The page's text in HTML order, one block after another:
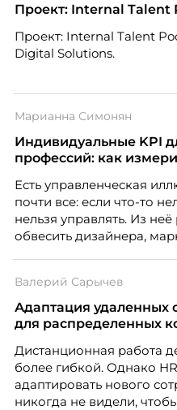
Проект: Internal Talent
Проект: Internal Talent
Digital Solutions.
Марианна Симонян
Индивидуальные KPI
профессий: как
Есть управленческая
почти все: если что-то
нельзя управлять. Из
обвесить дизайнера,
Проблема в том, что так
а движение. А
случай, где движение и
Валерий Сарычев
Адаптация удаленных
для распределенных
Дистанционная работа
более гибкой. Однако
адаптировать нового
никогда не видели,